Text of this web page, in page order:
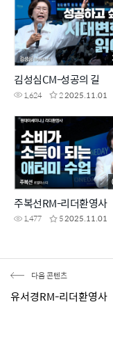
김성심CM-성공의 길
1,624 22025.11.01
주복선RM-리더환영사
1,477 52025.11.01
다음 콘텐츠
유서경RM-리더환영사